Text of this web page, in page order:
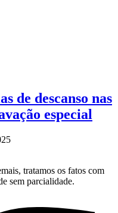
de descanso nas
especial
tratamos os fatos com
sem parcialidade.